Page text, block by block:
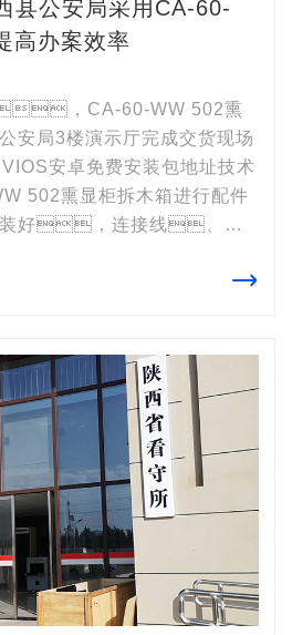
县公安局采用CA-60-
高办案效率
，CA-60-WW 502熏
安局3楼演示厅完成交货现场
安卓免费安装包地址技术
502熏显柜拆木箱进行配件
好，连接线、水
、盖子等。然